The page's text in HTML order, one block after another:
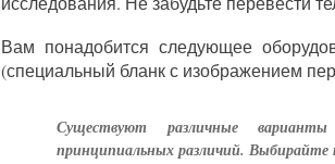
Вам понадобится следующее
(специальный бланк с изображением
Существуют различные
принципиальных различий.